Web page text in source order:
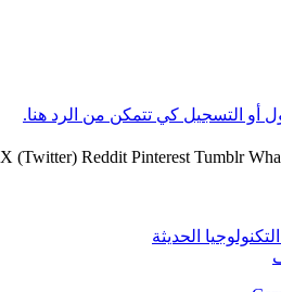
أو التسجيل كي تتمكن من الرد هنا.
X (Twitter) Reddit Pinterest Tumblr
الحديثة